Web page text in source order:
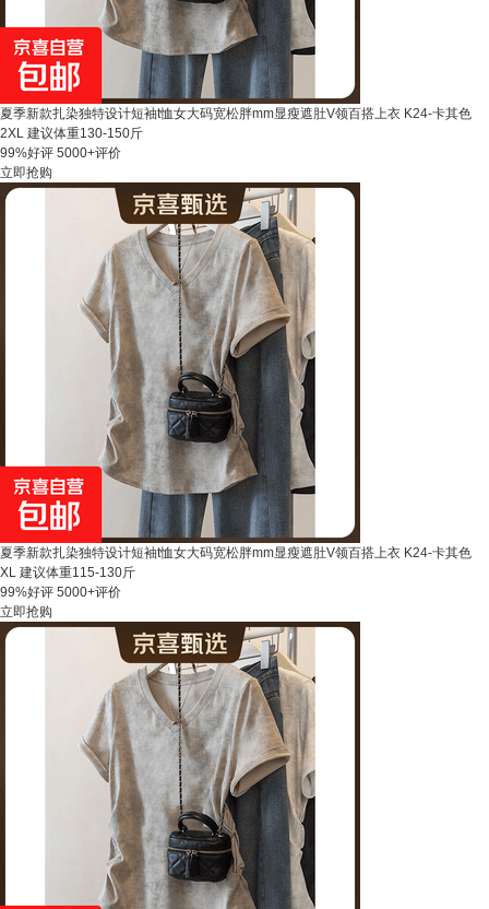
夏季新款扎染独特设计短袖t恤女大码宽松胖mm显瘦遮肚V领百搭上衣 K24-卡其色
2XL 建议体重130-150斤
99%好评 5000+评价
立即抢购
夏季新款扎染独特设计短袖t恤女大码宽松胖mm显瘦遮肚V领百搭上衣 K24-卡其色
XL 建议体重115-130斤
99%好评 5000+评价
立即抢购